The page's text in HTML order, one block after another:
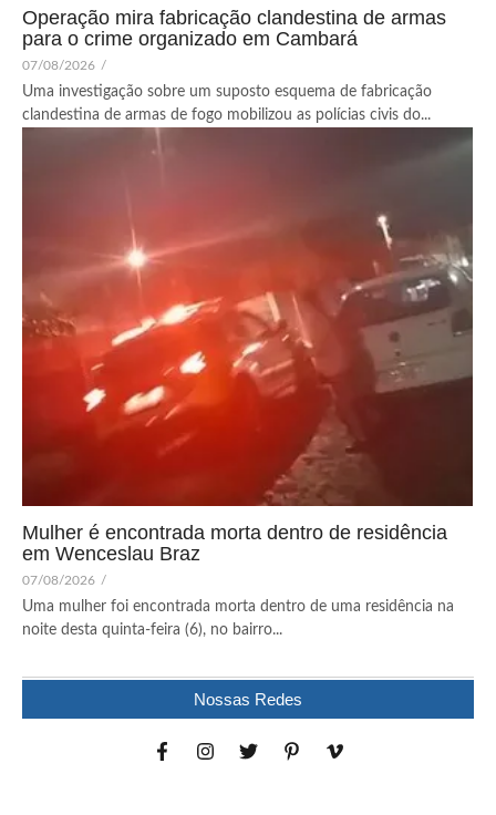
Operação mira fabricação clandestina de armas
para o crime organizado em Cambará
07/08/2026 /
Uma investigação sobre um suposto esquema de fabricação
clandestina de armas de fogo mobilizou as polícias civis do...
Mulher é encontrada morta dentro de residência
em Wenceslau Braz
07/08/2026 /
Uma mulher foi encontrada morta dentro de uma residência na
noite desta quinta-feira (6), no bairro...
Nossas Redes